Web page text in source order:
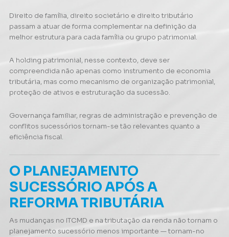
Direito de família, direito societário e direito tributário
passam a atuar de forma complementar na definição da
melhor estrutura para cada família ou grupo patrimonial.
A holding patrimonial, nesse contexto, deve ser
compreendida não apenas como instrumento de economia
tributária, mas como mecanismo de organização patrimonial,
proteção de ativos e estruturação da sucessão.
Governança familiar, regras de administração e prevenção de
conflitos sucessórios tornam-se tão relevantes quanto a
eficiência fiscal.
O PLANEJAMENTO
SUCESSÓRIO APÓS A
REFORMA TRIBUTÁRIA
As mudanças no ITCMD e na tributação da renda não tornam o
planejamento sucessório menos importante — tornam-no